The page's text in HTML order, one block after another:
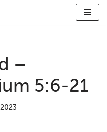
–
5:6-21